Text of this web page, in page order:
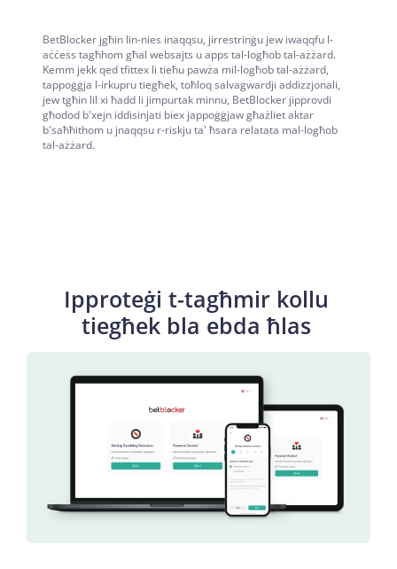
BetBlocker jgħin lin-nies inaqqsu, jirrestrinġu jew iwaqqfu l-
aċċess tagħhom għal websajts u apps tal-logħob tal-ażżard.
Kemm jekk qed tfittex li tieħu pawża mil-logħob tal-ażżard,
tappoġġja l-irkupru tiegħek, toħloq salvagwardji addizzjonali,
jew tgħin lil xi ħadd li jimpurtak minnu, BetBlocker jipprovdi
għodod b'xejn iddisinjati biex jappoġġjaw għażliet aktar
b'saħħithom u jnaqqsu r-riskju ta' ħsara relatata mal-logħob
tal-ażżard.
Ipproteġi t-tagħmir kollu
tiegħek bla ebda ħlas